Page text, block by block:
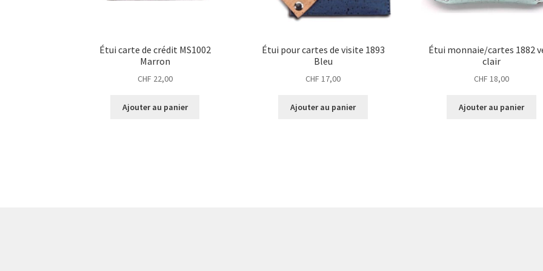
Étui carte de crédit MS1002
Marron
CHF 22,00
Ajouter au panier
Étui pour cartes de visite 1893
Bleu
CHF 17,00
Ajouter au panier
Étui monnaie/cartes 1882
clair
CHF 18,00
Ajouter au panier